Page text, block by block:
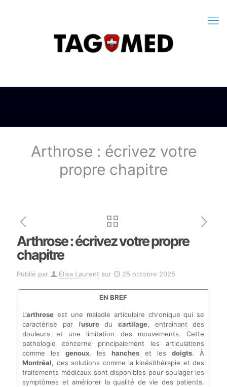
Arthrose : écrivez votre
propre chapitre
Arthrose : écrivez votre propre
chapitre
Publié par Élisa Laurent sur 25 octobre 2025
EN BREF
L’arthrose est une maladie articulaire chronique qui se
caractérise par l’usuredu cartilage, entraînant des
douleurs et une limitation des mouvements. Cette
pathologie concerne principalement les articulations
comme lesgenoux, leshanches et lesdoigts. À
Montréal, des solutions comme la kinésithérapie et des
traitements médicaux sont disponibles pour soulager les
symptômes et améliorer la qualité de vie des patients.